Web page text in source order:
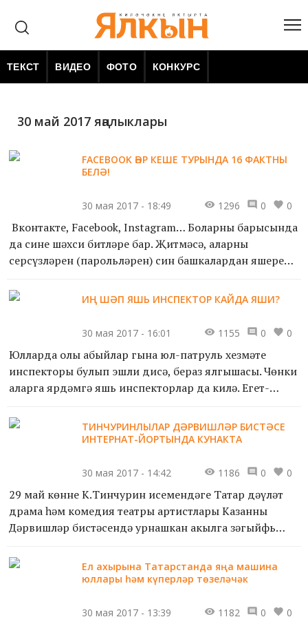
ТЕКСТ ВИДЕО ФОТО КОНКУРС
30 май 2017 яңалыклары
FACEBOOK ҺӘР КЕШЕ ТУРЫНДА 16 ФАКТНЫ
БЕЛӘ!
30 мая 2017 - 18:49 1296 0 0
Вконтакте, Facebook, Instagram… Боларның барысында
да синең шәхси битләрең бар. Җитмәсә, аларның
серсүзләрен (парольләрен) син башкалардан яшереп
б...
ИҢ ШӘП ЯШЬ ИНСПЕКТОР КАЙДА ЯШИ?
30 мая 2017 - 16:01 1155 0 0
Юлларда олы абыйлар гына юл-патруль хезмәте
инспекторы булып эшли дисәң, бераз ялгышасың. Чөнки
аларга ярдәмгә яшь инспекторлар да килә. Егет-
хәрәкәтендәг...ТИНЧУРИНЛЫЛАР ДӘРВИШЛӘР БИСТӘСЕ
ИНТЕРНАТ-ЙОРТЫНДА КУНАКТА
30 мая 2017 - 14:42 1186 0 0
29 май көнне К.Тинчурин исемендәге Татар дәүләт
драма һәм комедия театры артистлары Казанның
Дәрвишләр бистәсендә урнашкан акылга зәгыйфь
Тинчуринлылар интер...
Ел ахырына Татарстанда яңа машина
юллары һәм күперләр төзеләчәк
30 мая 2017 - 13:39 1182 0 0